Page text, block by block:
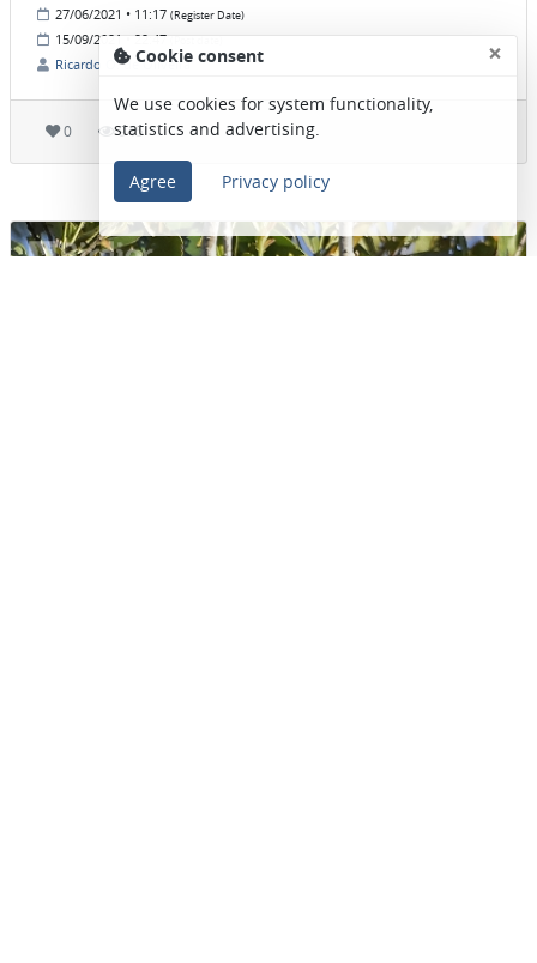
27/06/2021 • 11:17 (Register Date)
15/09/2021 • 22:47
Ricardo O. de Oliveira
0 945
Cookie consent ×
We use cookies for system functionality,
statistics and advertising.
Agree Privacy policy